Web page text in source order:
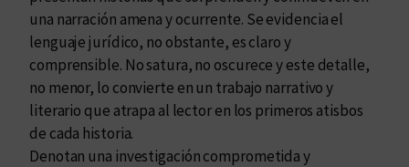
a
n
t
i
d
a
d
una narración amena y ocurrente. Se evidencia el
lenguaje jurídico, no obstante, es claro y
comprensible. No satura, no oscurece y este detalle,
no menor, lo convierte en un trabajo narrativo y
literario que atrapa al lector en los primeros atisbos
de cada historia.
Denotan una investigación comprometida y